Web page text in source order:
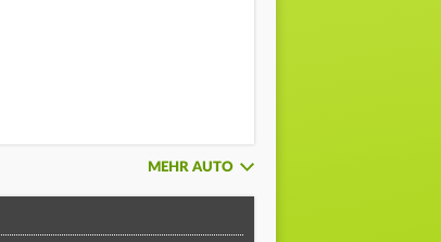
MEHR AUTO